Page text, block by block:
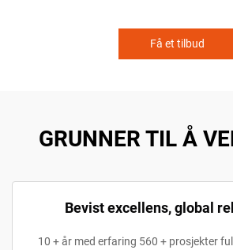
Få et tilbud
GRUNNER TIL Å
Bevist excellens, global
10 + år med erfaring 560 + prosjekter